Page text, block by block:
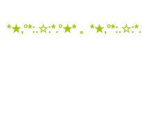
*★,°*:.☆:*.°★* 。